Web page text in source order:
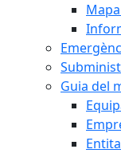
Guia del